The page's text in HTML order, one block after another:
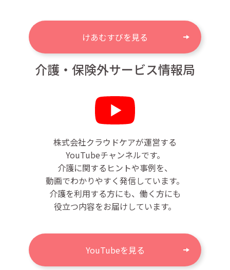
けあむすびを見る
介護・保険外サービス情報局
株式会社クラウドケアが運営する
YouTubeチャンネルです。
介護に関するヒントや事例を、
動画でわかりやすく発信しています。
介護を利用する方にも、働く方にも
役立つ内容をお届けしています。
YouTubeを見る